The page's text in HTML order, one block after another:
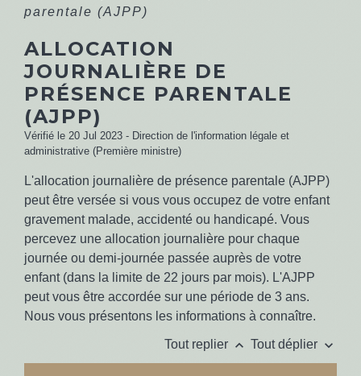
parentale (AJPP)
ALLOCATION
JOURNALIÈRE DE
PRÉSENCE PARENTALE
(AJPP)
Vérifié le 20 Jul 2023 - Direction de l'information légale et
administrative (Première ministre)
L'allocation journalière de présence parentale (AJPP)
peut être versée si vous vous occupez de votre enfant
gravement malade, accidenté ou handicapé. Vous
percevez une allocation journalière pour chaque
journée ou demi-journée passée auprès de votre
enfant (dans la limite de 22 jours par mois). L'AJPP
peut vous être accordée sur une période de 3 ans.
Nous vous présentons les informations à connaître.
Tout replier keyboard_arrow_up Tout déplier keyboard_arrow_down